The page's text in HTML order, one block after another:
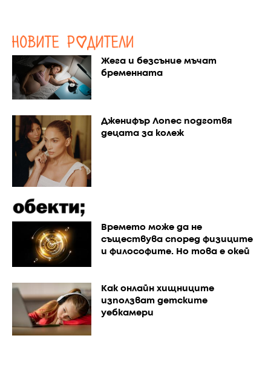
Жега и безсъние мъчат
бременната
Дженифър Лопес подготвя
децата за колеж
Времето може да не
съществува според физиците
и философите. Но това е окей
Как онлайн хищниците
използват детските
уебкамери